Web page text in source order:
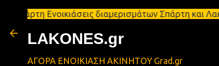
διαμερισμάτων Σπάρτη και
LAKONES.gr
ΑΓΟΡΑ ΕΝΟΙΚΙΑΣΗ ΑΚΙΝΗΤΟΥ Grad.gr